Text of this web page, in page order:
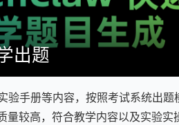
出题
验手册等内容，按照考试系统出
较高，符合教学内容以及实验实